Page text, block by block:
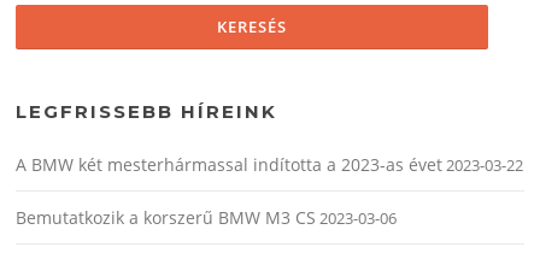
LEGFRISSEBB HÍREINK
A BMW két mesterhármassal indította a 2023-as évet2023-03-22
Bemutatkozik a korszerű BMW M3 CS 2023-03-06